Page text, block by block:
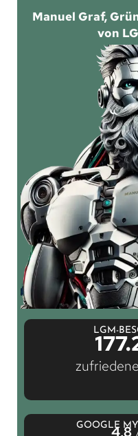
Manuel Graf,
von
LGM-
GOOGLE4,8